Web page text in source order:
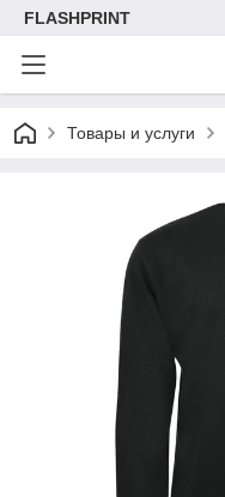
FLASHPRINT
Товары и услуги